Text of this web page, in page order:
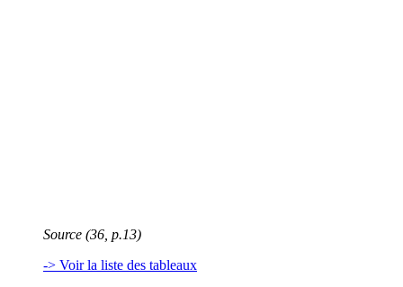
Source (36, p.13)
-> Voir la liste des tableaux